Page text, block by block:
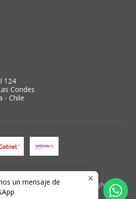
124
Condes
- Chile
Desarrollado por
Blacklight
un mensaje de